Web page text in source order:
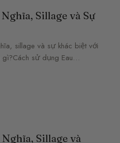
Sillage và Sự
sillage và sự khác biệt với
gì?Cách sử dụng Eau…
Sillage và